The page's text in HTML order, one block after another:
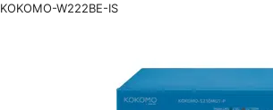
KOKOMO-W222BE-IS